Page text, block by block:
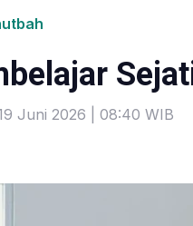
Juni 2026 | 08:40 WIB